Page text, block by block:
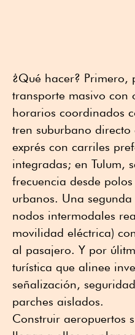
¿Qué hacer? Primero,
transporte masivo con
horarios coordinados
tren suburbano directo
exprés con carriles
integradas; en Tulum,
frecuencia desde
urbanos. Una
nodos intermodales
movilidad eléctrica)
al pasajero. Y por
turística que alinee
señalización,
parches aislados.
Construir aeropuertos